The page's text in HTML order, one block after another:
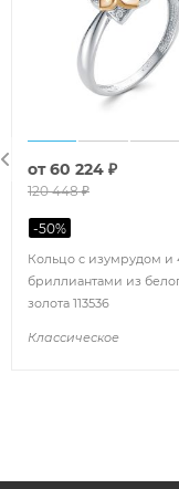
Кольцо с изумрудом и
бриллиантами из
золота 113536
Классическое
от60 224 ₽
120 448 ₽
-50%